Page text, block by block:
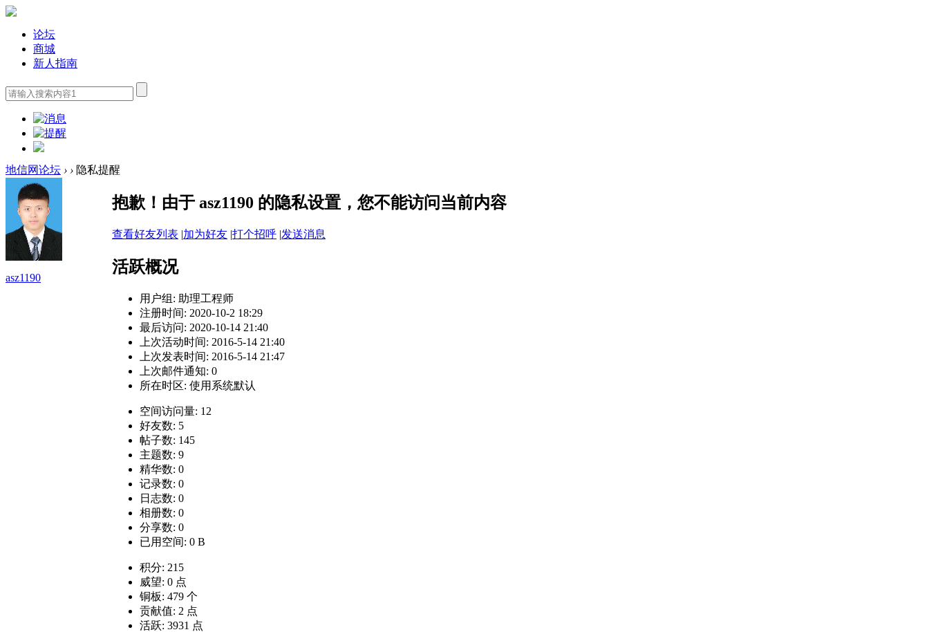
论坛
商城
新人指南
地信网论坛 › › 隐私提醒
asz1190
抱歉！由于 asz1190 的隐私设置，您不能访问当前内容
查看好友列表 |加为好友 |打个招呼 |发送消息
活跃概况
用户组: 助理工程师
注册时间: 2020-10-2 18:29
最后访问: 2020-10-14 21:40
上次活动时间: 2016-5-14 21:40
上次发表时间: 2016-5-14 21:47
上次邮件通知: 0
所在时区: 使用系统默认
空间访问量: 12
好友数: 5
帖子数: 145
主题数: 9
精华数: 0
记录数: 0
日志数: 0
相册数: 0
分享数: 0
已用空间: 0 B
积分: 215
威望: 0 点
铜板: 479 个
贡献值: 2 点
活跃: 3931 点